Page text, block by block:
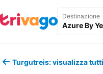
Destinazione
Turgutreis: visualizza